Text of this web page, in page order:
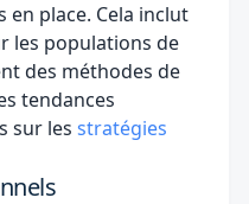
place. Cela inclut
les populations de
des méthodes de
tendances
sur les stratégies